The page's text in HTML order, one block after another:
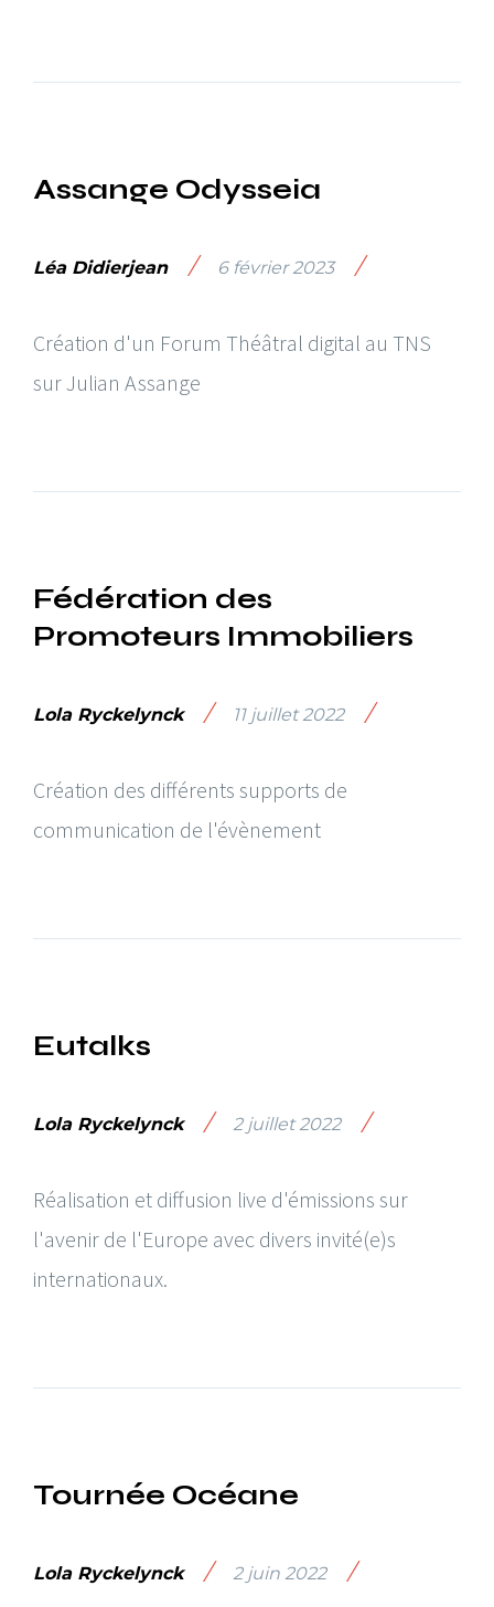
Assange Odysseia
Léa Didierjean / 6 février 2023 /
Création d'un Forum Théâtral digital au TNS
sur Julian Assange
Fédération des
Promoteurs Immobiliers
Lola Ryckelynck / 11 juillet 2022 /
Création des différents supports de
communication de l'évènement
Eutalks
Lola Ryckelynck / 2 juillet 2022 /
Réalisation et diffusion live d'émissions sur
l'avenir de l'Europe avec divers invité(e)s
internationaux.
Tournée Océane
Lola Ryckelynck / 2 juin 2022 /